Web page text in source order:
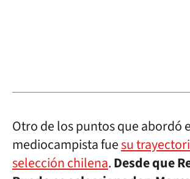
Otro de los puntos que abordó
mediocampista fuesu
selección chilena.Desde que